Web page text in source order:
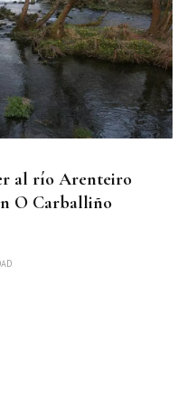
al río Arenteiro
O Carballiño